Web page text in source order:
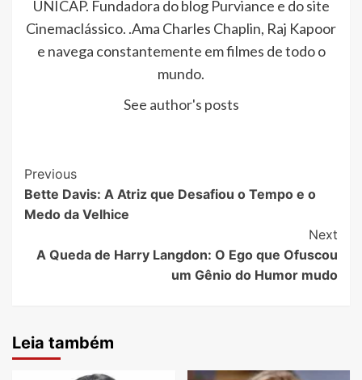
UNICAP. Fundadora do blog Purviance e do site
Cinemaclássico. .Ama Charles Chaplin, Raj Kapoor
e navega constantemente em filmes de todo o
mundo.
See author's posts
Post
Navigation
Previous
Bette Davis: A Atriz que Desafiou o Tempo e o
Medo da Velhice
Next
A Queda de Harry Langdon: O Ego que Ofuscou
um Gênio do Humor mudo
Leia também